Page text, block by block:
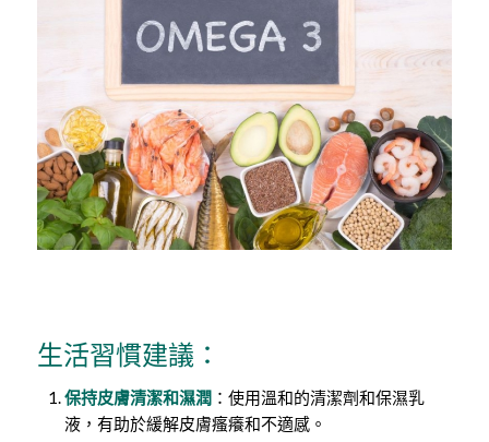
生活習慣建議：
保持皮膚清潔和濕潤：使用溫和的清潔劑和保濕乳
液，有助於緩解皮膚瘙癢和不適感。